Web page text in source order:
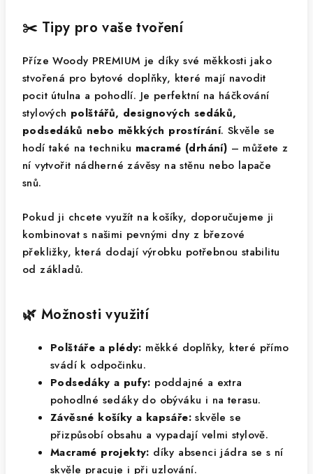
✂️ Tipy pro vaše tvoření
Příze Woody PREMIUM je díky své měkkosti jako
stvořená pro bytové doplňky, které mají navodit
pocit útulna a pohodlí. Je perfektní na háčkování
stylových polštářů, designových sedáků,
podsedáků nebo měkkých prostírání. Skvěle se
hodí také na techniku macramé (drhání) – můžete z
ní vytvořit nádherné závěsy na stěnu nebo lapače
snů.
Pokud ji chcete využít na košíky, doporučujeme ji
kombinovat s našimi pevnými dny z březové
překližky, která dodají výrobku potřebnou stabilitu
od základů.
🌿 Možnosti využití
Polštáře a plédy: měkké doplňky, které přímo
svádí k odpočinku.
Podsedáky a pufy: poddajné a extra
pohodlné sedáky do obýváku i na terasu.
Závěsné košíky a kapsáře: skvěle se
přizpůsobí obsahu a vypadají velmi stylově.
Macramé projekty: díky absenci jádra se s ní
skvěle pracuje i při uzlování.